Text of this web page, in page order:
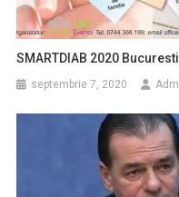
SMARTDIAB 2020 Bucuresti
septembrie 7, 2020 Adm